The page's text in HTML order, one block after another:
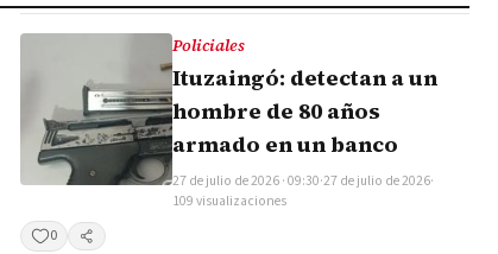
Policiales
Ituzaingó: detectan a un
hombre de 80 años
armado en un banco
27 de julio de 2026 · 09:30·27 de julio de 2026·
109 visualizaciones
0
Compartir